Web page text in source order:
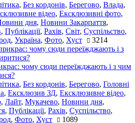
, Без кордонів, Берегово, Влада,
відео, Ексклюзивні фото,
дня, Новини Закарпаття,
, Публікації, Рахів, Світ, Суспільство,
, Україна, Фото, Хуст 3214
чому сюди переїжджають і з чим
, Без кордонів, Берегово, Головні
, Ексклюзив ЗД, Ексклюзивне відео,
, Лайт, Мукачево, Новини дня,
, Публікації, Рахів, Суспільство,
, Фото, Хуст 1089